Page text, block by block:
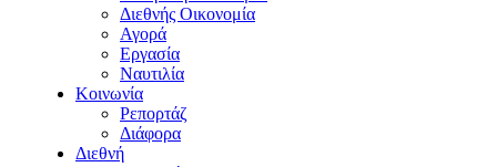
Διεθνής Οικονομία
Αγορά
Εργασία
Ναυτιλία
Κοινωνία
Ρεπορτάζ
Διάφορα
Διεθνή